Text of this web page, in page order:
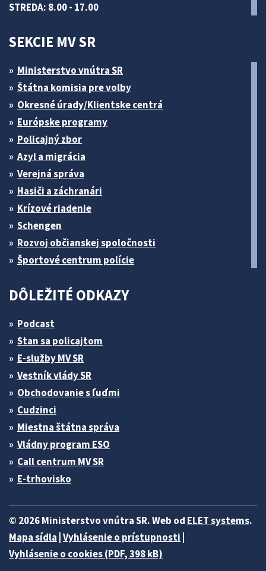
STREDA: 8.00 - 17.00
SEKCIE MV SR
Ministerstvo vnútra SR
Štátna komisia pre volby
Okresné úrady/Klientske centrá
Európske programy
Policajný zbor
Azyl a migrácia
Verejná správa
Hasiči a záchranári
Krízové riadenie
Schengen
Rozvoj občianskej spoločnosti
Športové centrum polície
DÔLEŽITÉ ODKAZY
Podcast
Stan sa policajtom
E-služby MV SR
Vestník vlády SR
Obchodovanie s ľuďmi
Cudzinci
Miestna štátna správa
Vládny program ESO
Call centrum MV SR
E-trhovisko
© 2026 Ministerstvo vnútra SR. Web od ELET systems.
Mapa sídla Vyhlásenie o prístupnosti
Vyhlásenie o cookies (PDF, 398 kB)